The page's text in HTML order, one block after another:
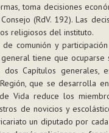
toma decisiones
(RdV. 192). Las
religiosos del instituto.
comunión y participación
tiene que ocuparse
Capítulos generales,
que se desarrolla
Vida reduce los
de novicios y
un diputado por